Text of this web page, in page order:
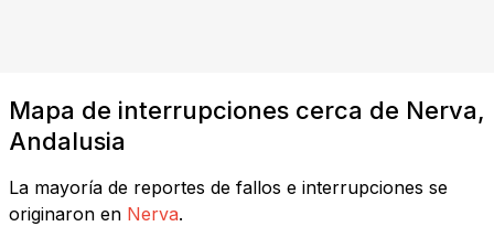
Mapa de interrupciones cerca de Nerva,
Andalusia
La mayoría de reportes de fallos e interrupciones se
originaron en Nerva.